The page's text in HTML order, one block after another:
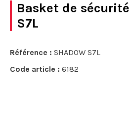
Basket de sécurité
S7L
Référence : SHADOW S7L
Code article : 6182